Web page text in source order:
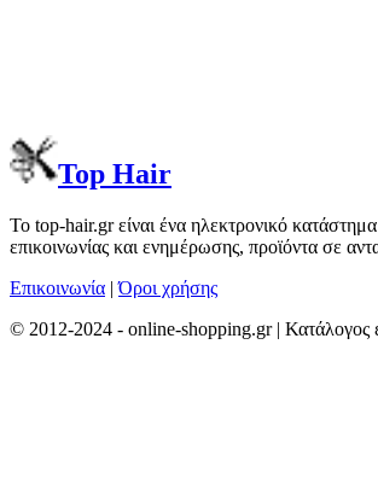
Top Hair
Το top-hair.gr είναι ένα ηλεκτρονικό
επικοινωνίας και ενημέρωσης, προϊόντα σε
Επικοινωνία |Όροι χρήσης
© 2012-2024 - online-shopping.gr | Κατάλογος